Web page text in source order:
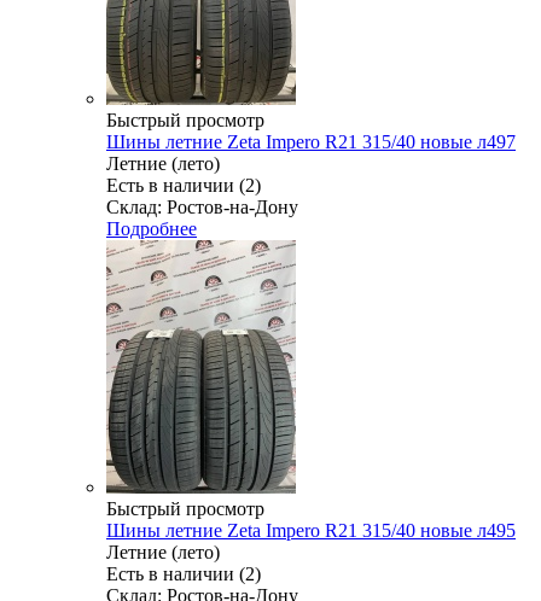
Быстрый просмотр
Шины летние Zeta Impero R21 315/40 новые л497
Летние (лето)
Есть в наличии (2)
Склад: Ростов-на-Дону
Подробнее
Быстрый просмотр
Шины летние Zeta Impero R21 315/40 новые л495
Летние (лето)
Есть в наличии (2)
Склад: Ростов-на-Дону